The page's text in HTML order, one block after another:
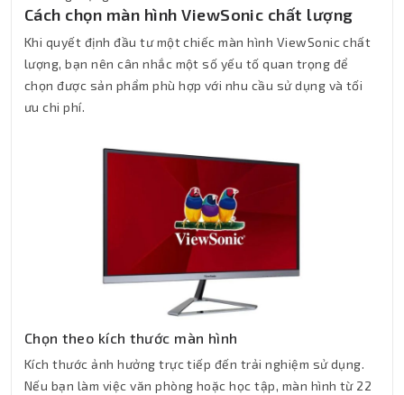
Cách chọn màn hình ViewSonic chất lượng
Khi quyết định đầu tư một chiếc màn hình ViewSonic chất
lượng, bạn nên cân nhắc một số yếu tố quan trọng để
chọn được sản phẩm phù hợp với nhu cầu sử dụng và tối
ưu chi phí.
Chọn theo kích thước màn hình
Kích thước ảnh hưởng trực tiếp đến trải nghiệm sử dụng.
Nếu bạn làm việc văn phòng hoặc học tập, màn hình từ 22